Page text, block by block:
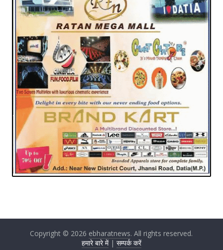
Copyright © 2026 ebharatnews. All rights reserved.
हमारे बारे में| सम्पर्क करें